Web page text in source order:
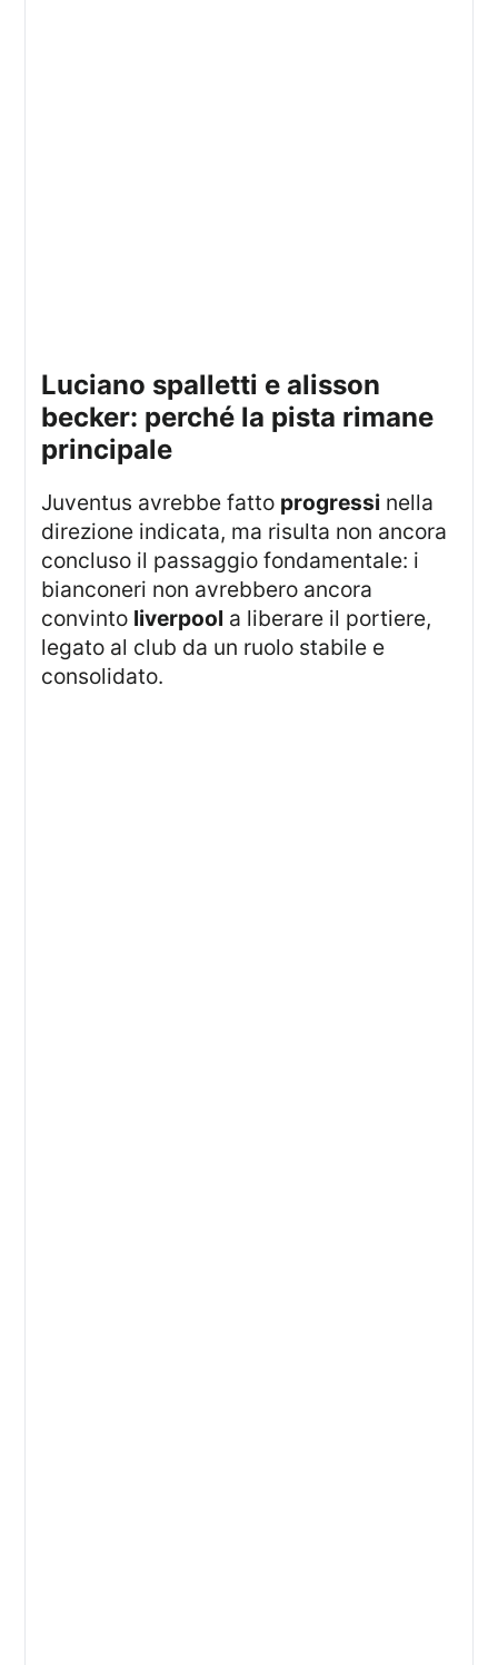
luciano spalletti e alisson
becker: perché la pista rimane
principale
Juventus avrebbe fatto progressi nella
direzione indicata, ma risulta non ancora
concluso il passaggio fondamentale: i
bianconeri non avrebbero ancora
convinto liverpool a liberare il portiere,
legato al club da un ruolo stabile e
consolidato.